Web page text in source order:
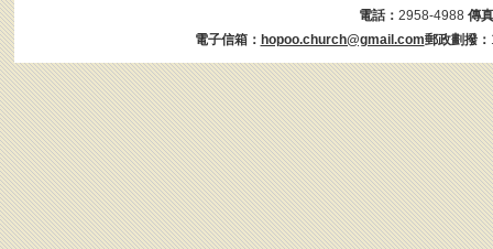
電話： 2958-4988 傳
電子信箱： hopoo.church@gmail.com郵政劃撥：